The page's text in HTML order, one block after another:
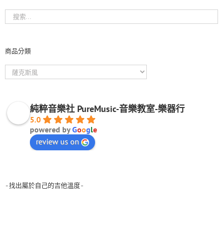
商品分類
純粹音樂社 PureMusic-音樂教室-樂器行
5.0
powered byGoogle
review us on
-找出屬於自己的吉他溫度-